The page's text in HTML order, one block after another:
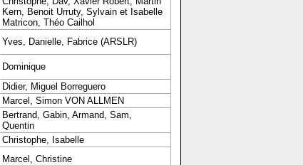
Kern, Benoit Urruty, Sylvain et Isabelle
Matricon, Théo Cailhol
Yves, Danielle, Fabrice (ARSLR)
Dominique
Didier, Miguel Borreguero
Marcel, Simon VON ALLMEN
Bertrand, Gabin, Armand, Sam,
Quentin
Christophe, Isabelle
Marcel, Christine